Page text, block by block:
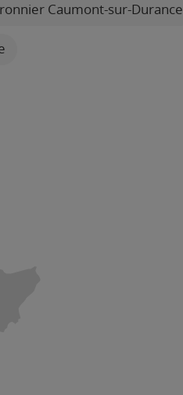
Caumont-sur-Durance